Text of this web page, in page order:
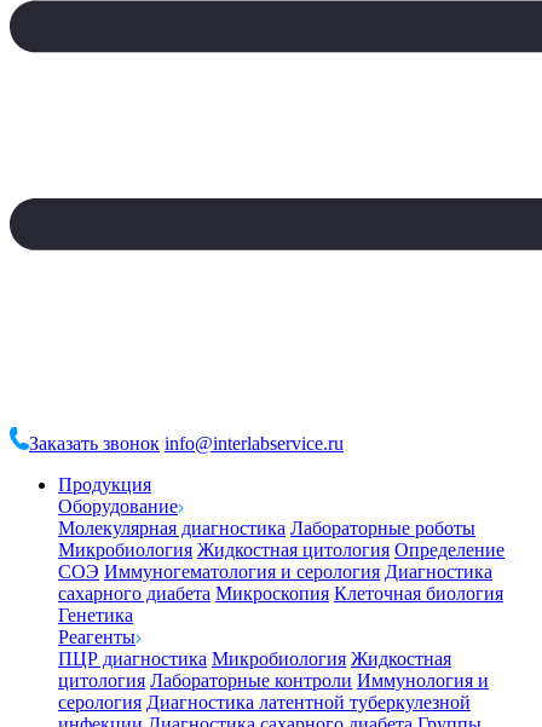
Заказать звонок info@interlabservice.ru
Продукция
Оборудование
Молекулярная диагностика Лабораторные роботы
Микробиология Жидкостная цитология Определение
СОЭ Иммуногематология и серология Диагностика
сахарного диабета Микроскопия Клеточная биология
Генетика
Реагенты
ПЦР диагностика Микробиология Жидкостная
цитология Лабораторные контроли Иммунология и
серология Диагностика латентной туберкулезной